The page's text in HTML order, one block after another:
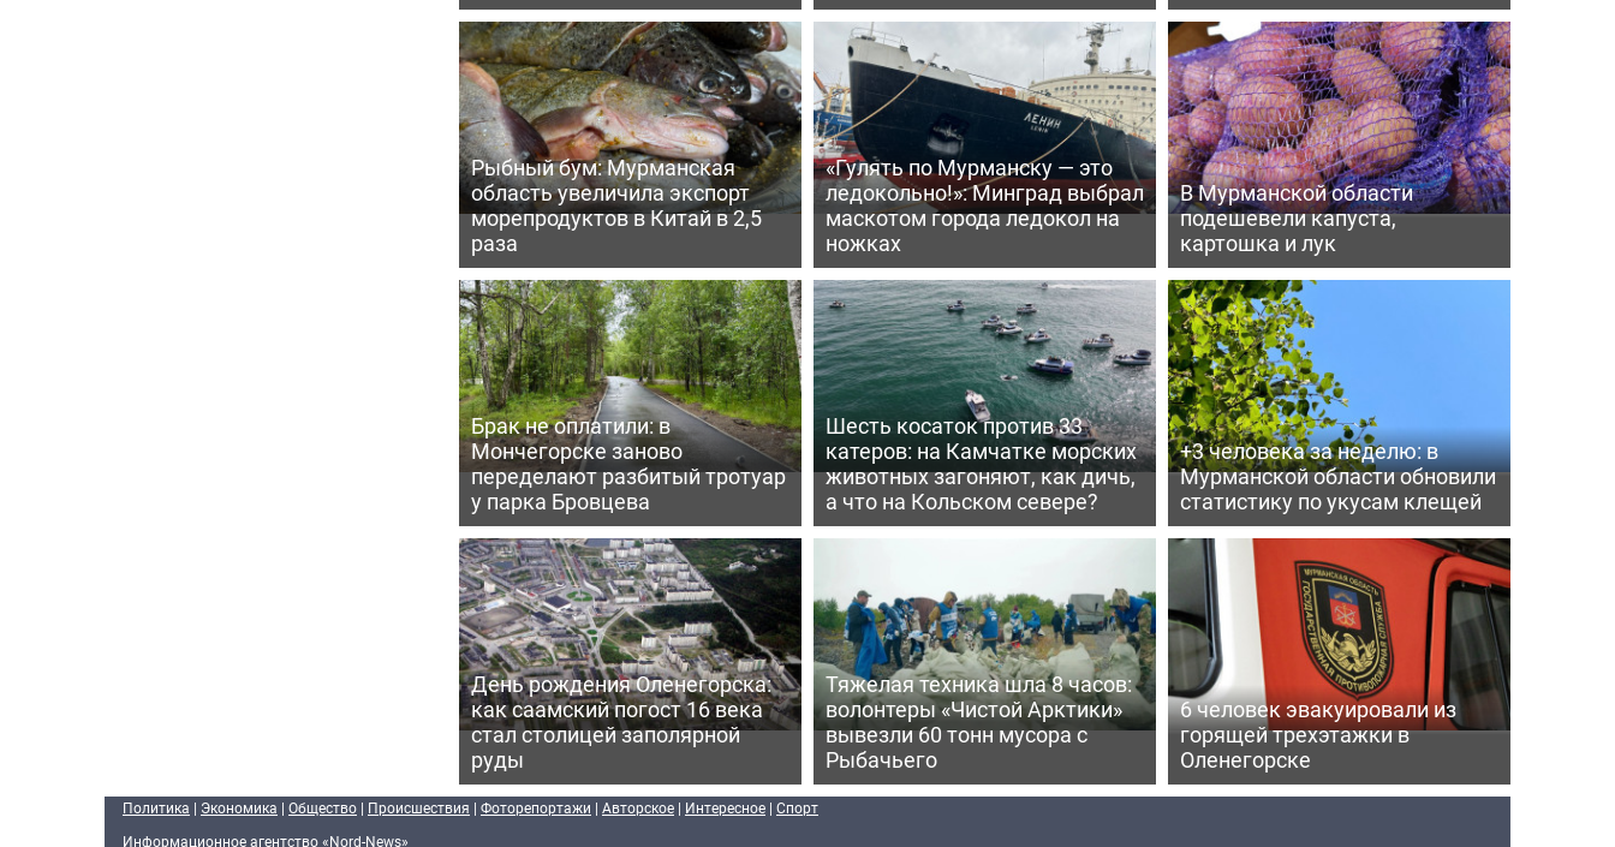
Рыбный бум: Мурманская
область увеличила экспорт
морепродуктов в Китай в 2,5
раза
«Гулять по Мурманску — это
ледокольно!»: Минград выбрал
маскотом города ледокол на
ножках
В Мурманской области
подешевели капуста,
картошка и лук
Брак не оплатили: в
Мончегорске заново
переделают разбитый тротуар
у парка Бровцева
Шесть косаток против 33
катеров: на Камчатке морских
животных загоняют, как дичь,
а что на Кольском севере?
+3 человека за неделю: в
Мурманской области обновили
статистику по укусам клещей
День рождения Оленегорска:
как саамский погост 16 века
стал столицей заполярной
руды
Тяжелая техника шла 8 часов:
волонтеры «Чистой Арктики»
вывезли 60 тонн мусора с
Рыбачьего
6 человек эвакуировали из
горящей трехэтажки в
Оленегорске
Политика | Экономика | Общество | Происшествия | Фоторепортажи | Авторское | Интересное | Спорт
Информационное агентство «Nord-News»